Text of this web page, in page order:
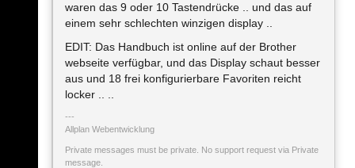
waren das 9 oder 10 Tastendrücke .. und das auf
einem sehr schlechten winzigen display ..
EDIT: Das Handbuch ist online auf der Brother
webseite verfügbar, und das Display schaut besser
aus und 18 frei konfigurierbare Favoriten reicht
locker .. ..
Allplan Webentwicklung
Private messages must be private. No support request via Private
message.